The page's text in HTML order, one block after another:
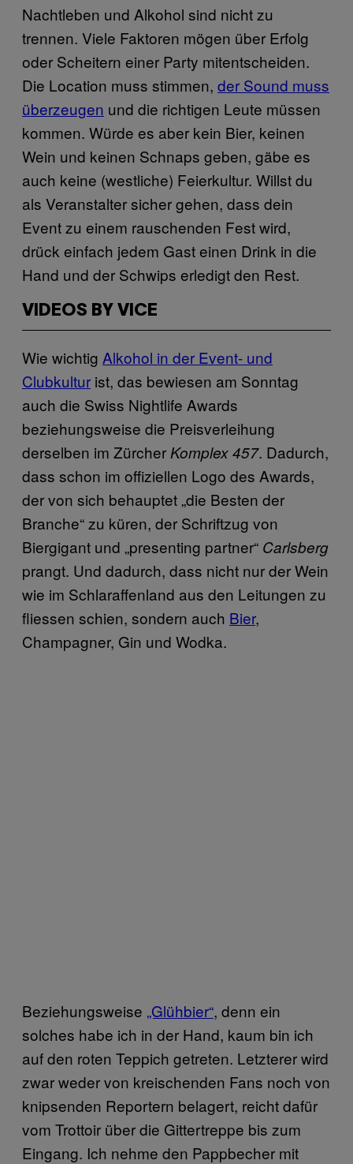
Nachtleben und Alkohol sind nicht zu
trennen. Viele Faktoren mögen über Erfolg
oder Scheitern einer Party mitentscheiden.
Die Location muss stimmen, der Sound muss
überzeugen und die richtigen Leute müssen
kommen. Würde es aber kein Bier, keinen
Wein und keinen Schnaps geben, gäbe es
auch keine (westliche) Feierkultur. Willst du
als Veranstalter sicher gehen, dass dein
Event zu einem rauschenden Fest wird,
drück einfach jedem Gast einen Drink in die
Hand und der Schwips erledigt den Rest.
VIDEOS BY VICE
Wie wichtig Alkohol in der Event- und
Clubkultur ist, das bewiesen am Sonntag
auch die Swiss Nightlife Awards
beziehungsweise die Preisverleihung
derselben im Zürcher Komplex 457. Dadurch,
dass schon im offiziellen Logo des Awards,
der von sich behauptet „die Besten der
Branche“ zu küren, der Schriftzug von
Biergigant und „presenting partner“ Carlsberg
prangt. Und dadurch, dass nicht nur der Wein
wie im Schlaraffenland aus den Leitungen zu
fliessen schien, sondern auch Bier,
Champagner, Gin und Wodka.
Beziehungsweise „Glühbier“, denn ein
solches habe ich in der Hand, kaum bin ich
auf den roten Teppich getreten. Letzterer wird
zwar weder von kreischenden Fans noch von
knipsenden Reportern belagert, reicht dafür
vom Trottoir über die Gittertreppe bis zum
Eingang. Ich nehme den Pappbecher mit